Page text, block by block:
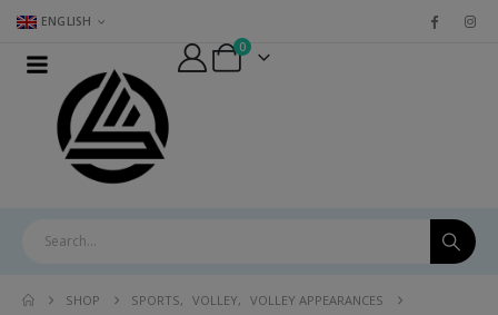
ENGLISH
0
SHOP SPORTS, VOLLEY,
VOLLEY APPEARANCES